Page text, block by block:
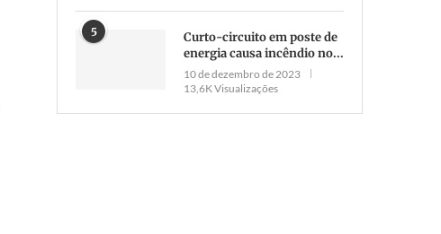
5
Curto-circuito em poste de
energia causa incêndio no...
10 de dezembro de 2023
13,6K Visualizações